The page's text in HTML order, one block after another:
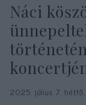
Náci
2025. július 7.